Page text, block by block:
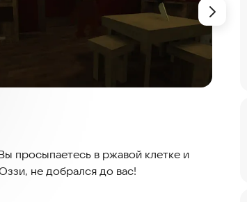
просыпаетесь в ржавой клетке и
не добрался до вас!